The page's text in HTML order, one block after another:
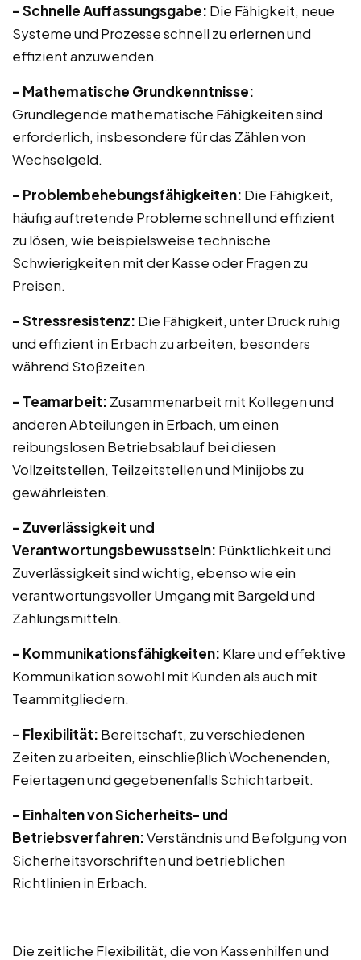
– Schnelle Auffassungsgabe: Die Fähigkeit, neue
Systeme und Prozesse schnell zu erlernen und
effizient anzuwenden.
– Mathematische Grundkenntnisse:
Grundlegende mathematische Fähigkeiten sind
erforderlich, insbesondere für das Zählen von
Wechselgeld.
– Problembehebungsfähigkeiten: Die Fähigkeit,
häufig auftretende Probleme schnell und effizient
zu lösen, wie beispielsweise technische
Schwierigkeiten mit der Kasse oder Fragen zu
Preisen.
– Stressresistenz: Die Fähigkeit, unter Druck ruhig
und effizient in Erbach zu arbeiten, besonders
während Stoßzeiten.
– Teamarbeit: Zusammenarbeit mit Kollegen und
anderen Abteilungen in Erbach, um einen
reibungslosen Betriebsablauf bei diesen
Vollzeitstellen, Teilzeitstellen und Minijobs zu
gewährleisten.
– Zuverlässigkeit und
Verantwortungsbewusstsein: Pünktlichkeit und
Zuverlässigkeit sind wichtig, ebenso wie ein
verantwortungsvoller Umgang mit Bargeld und
Zahlungsmitteln.
– Kommunikationsfähigkeiten: Klare und effektive
Kommunikation sowohl mit Kunden als auch mit
Teammitgliedern.
– Flexibilität: Bereitschaft, zu verschiedenen
Zeiten zu arbeiten, einschließlich Wochenenden,
Feiertagen und gegebenenfalls Schichtarbeit.
– Einhalten von Sicherheits- und
Betriebsverfahren:Verständnis und Befolgung von
Sicherheitsvorschriften und betrieblichen
Richtlinien in Erbach.
Die zeitliche Flexibilität, die von Kassenhilfen und